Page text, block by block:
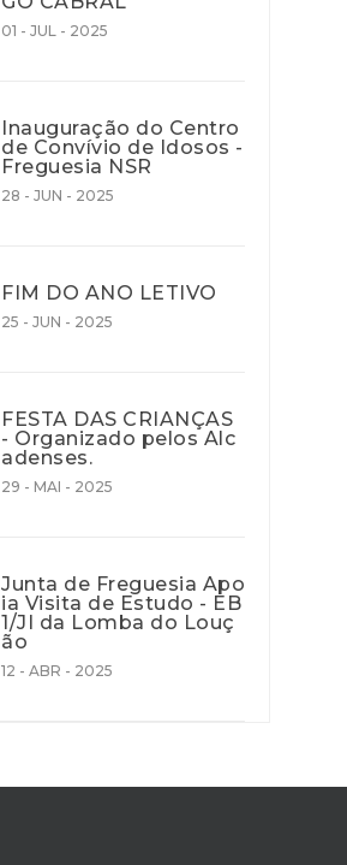
01 - JUL - 2025
Inauguração do Centro
de Convívio de Idosos -
Freguesia NSR
28 - JUN - 2025
FIM DO ANO LETIVO
25 - JUN - 2025
FESTA DAS CRIANÇAS
- Organizado pelos Alc
adenses.
29 - MAI - 2025
Junta de Freguesia Apo
ia Visita de Estudo - EB
1/JI da Lomba do Louç
ão
12 - ABR - 2025